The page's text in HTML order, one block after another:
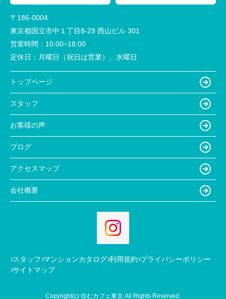
〒186-0004
東京都国立市中１丁目8-29 西山ビル 301
営業時間： 10:00~18:00
定休日： 月曜日（祝日は営業）、水曜日
トップページ
スタッフ
お客様の声
ブログ
アクセスマップ
会社概要
スタッフ マンションカタログ 利用規約 プライバシーポリシー
サイトマップ
Copyright(c) 住むカフェ東京 All Rights Reserved.